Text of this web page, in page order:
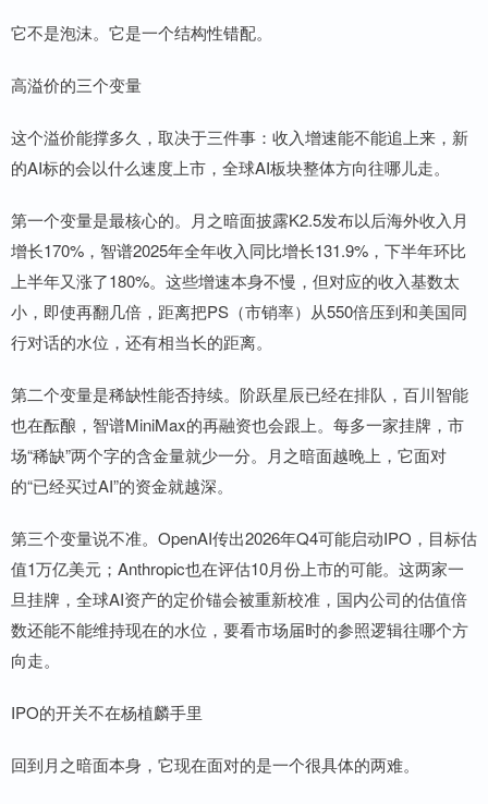
它不是泡沫。它是一个结构性错配。
高溢价的三个变量
这个溢价能撑多久，取决于三件事：收入增速能不能追上来，新
的AI标的会以什么速度上市，全球AI板块整体方向往哪儿走。
第一个变量是最核心的。月之暗面披露K2.5发布以后海外收入月
增长170%，智谱2025年全年收入同比增长131.9%，下半年环比
上半年又涨了180%。这些增速本身不慢，但对应的收入基数太
小，即使再翻几倍，距离把PS（市销率）从550倍压到和美国同
行对话的水位，还有相当长的距离。
第二个变量是稀缺性能否持续。阶跃星辰已经在排队，百川智能
也在酝酿，智谱MiniMax的再融资也会跟上。每多一家挂牌，市
场“稀缺”两个字的含金量就少一分。月之暗面越晚上，它面对
的“已经买过AI”的资金就越深。
第三个变量说不准。OpenAI传出2026年Q4可能启动IPO，目标估
值1万亿美元；Anthropic也在评估10月份上市的可能。这两家一
旦挂牌，全球AI资产的定价锚会被重新校准，国内公司的估值倍
数还能不能维持现在的水位，要看市场届时的参照逻辑往哪个方
向走。
IPO的开关不在杨植麟手里
回到月之暗面本身，它现在面对的是一个很具体的两难。